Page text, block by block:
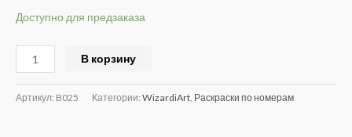
Доступно для предзаказа
В корзину
Артикул: B025 Категории: WizardiArt, Раскраски по номерам